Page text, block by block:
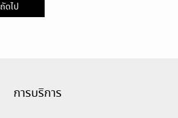
ถัดไป
การบริการ